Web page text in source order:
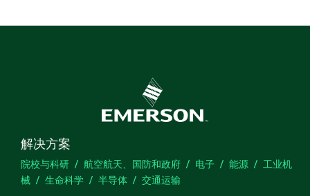
解决方案
院校与科研 航空航天、国防和政府 电子 能源
工业机
械
生命科学 半导体 交通运输